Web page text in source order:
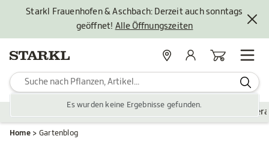
Starkl Frauenhofen & Aschbach: Derzeit auch sonntags
geöffnet! Alle Öffnungszeiten
Es wurden keine Ergebnisse gefunden.
StandorteMein KontoWarenkorb
Zubehör Gartengestaltung
Home Gartenblog